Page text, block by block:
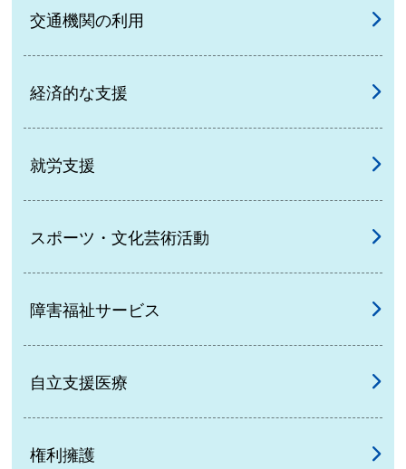
交通機関の利用
経済的な支援
就労支援
スポーツ・文化芸術活動
障害福祉サービス
自立支援医療
権利擁護